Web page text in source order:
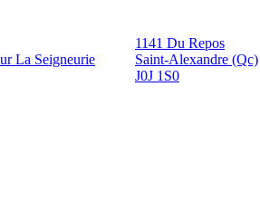
La Seigneurie
1141 Du Repos
Saint-Alexandre (Qc)
J0J 1S0